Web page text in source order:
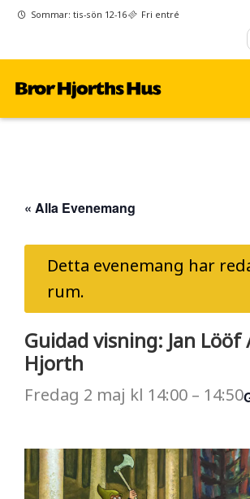
Sommar: tis-sön 12-16 Fri entré
« Alla Evenemang
Detta evenemang har
rum.
Guidad visning: Jan Lööf
Hjorth
Fredag 2 maj kl 14:00 – 14:50